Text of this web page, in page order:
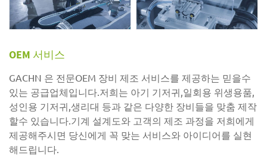
OEM 서비스
GACHN 은 전문OEM 장비 제조 서비스를 제공하는 믿을수
있는 공급업체입니다.저희는 아기 기저귀,일회용 위생용품,
성인용 기저귀,생리대 등과 같은 다양한 장비들을 맞춤 제작
할수 있습니다.기계 설계도와 고객의 제조 과정을 저희에게
제공해주시면 당신에게 꼭 맞는 서비스와 아이디어를 실현
해드립니다.